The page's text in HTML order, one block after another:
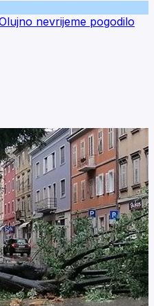
nevrijeme pogodilo